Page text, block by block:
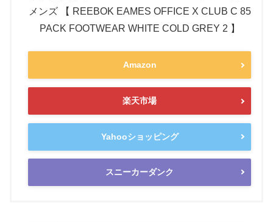
メンズ 【 REEBOK EAMES OFFICE X CLUB C 85
PACK FOOTWEAR WHITE COLD GREY 2 】
Amazon
楽天市場
Yahooショッピング
スニーカーダンク